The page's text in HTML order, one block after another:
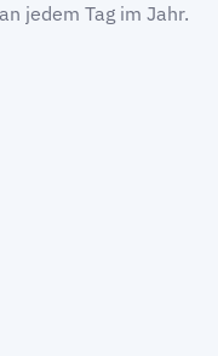
jedem Tag im Jahr.